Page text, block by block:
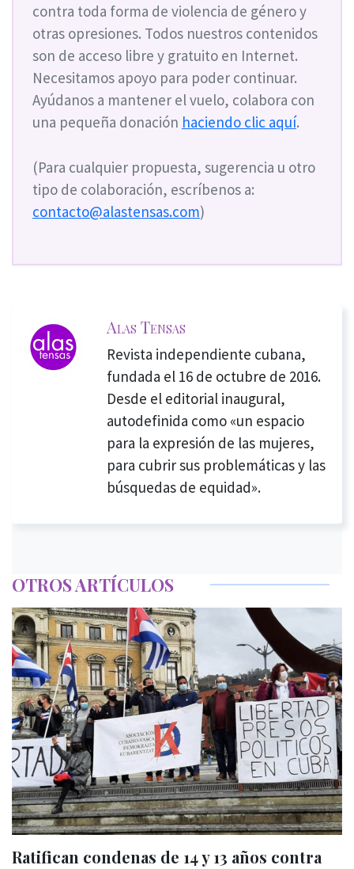
contra toda forma de violencia de género y
otras opresiones. Todos nuestros contenidos
son de acceso libre y gratuito en Internet.
Necesitamos apoyo para poder continuar.
Ayúdanos a mantener el vuelo, colabora con
una pequeña donación haciendo clic aquí.
(Para cualquier propuesta, sugerencia u otro
tipo de colaboración, escríbenos a:
contacto@alastensas.com)
Alas Tensas
Revista independiente cubana,
fundada el 16 de octubre de 2016.
Desde el editorial inaugural,
autodefinida como «un espacio
para la expresión de las mujeres,
para cubrir sus problemáticas y las
búsquedas de equidad».
OTROS ARTÍCULOS
Ratifican condenas de 14 y 13 años contra